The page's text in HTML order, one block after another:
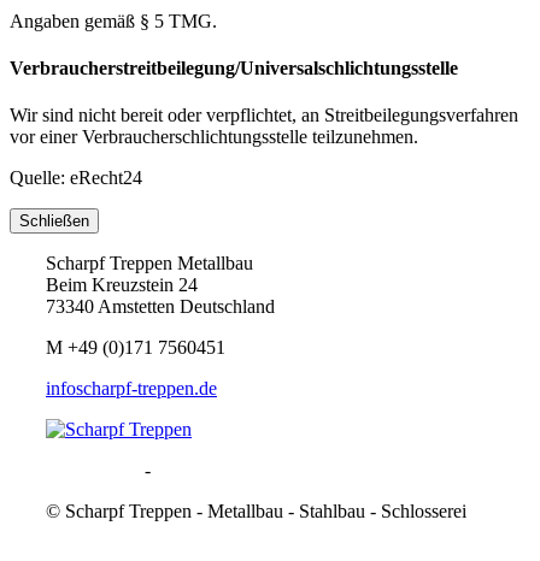
Angaben gemäß § 5 TMG.
Verbraucherstreitbeilegung/Universalschlichtungsstelle
Wir sind nicht bereit oder verpflichtet, an Streitbeilegungsverfahren
vor einer Verbraucherschlichtungsstelle teilzunehmen.
Quelle: eRecht24
Schließen
Scharpf Treppen Metallbau
Beim Kreuzstein 24
73340 Amstetten Deutschland
M +49 (0)171 7560451
infoscharpf-treppen.de
-
© Scharpf Treppen - Metallbau - Stahlbau - Schlosserei